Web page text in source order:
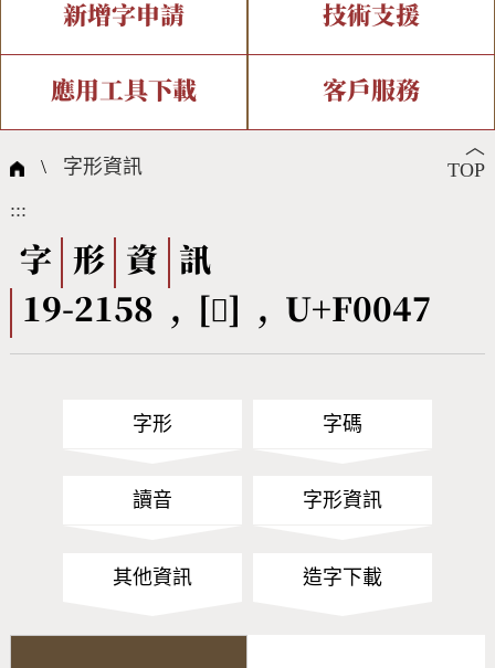
全字庫介紹 全字庫現況
中文碼介紹 專有名詞介紹
國際字碼相關組織
IDS查詢 部件查詢
複合查詢 注音查詢
筆畫查詢
筆順序查詢
CNS查詢 Unicode查詢
新增字申請
新字申請處理流程
技術支援
字形即時顯示 造字解決方案
全字庫授權 轉碼Web Service
應用工具下載
個人電腦造字處理工具
字形下載
客戶服務
問題集
熱門查詢統計
︿
TOP
\ 字形資訊
:::
字 形 資
訊
19-2158 , [󰁇] , U+F0047
字形 字碼
讀音 字形資訊
其他資訊 造字下載